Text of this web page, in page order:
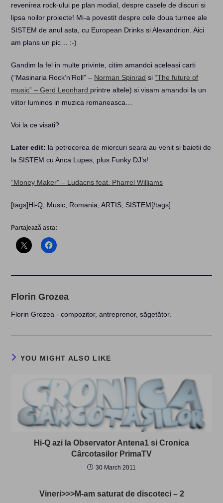
revenirea rock-ului pe plan modial, despre casele de discuri si
lipsa noilor proiecte! Mi-a povestit despre cele doua turnee ale
SISTEM de anul asta, cu European Drinks si Alexandrion. Aici
am plans un pic… :-)
Gandim la fel in multe privinte, citim amandoi aceleasi carti
(“Masinaria Rock’n’Roll” – Norman Spinrad si“The future of
music” – Gerd Leonhard printre altele) si visam amandoi la un
viitor luminos in muzica romaneasca…
Voi la ce visati?
Later edit: la petrecerea de miercuri seara au venit si baietii de
la SISTEM cu Anca Lupes, plus Funky DJ’s!
“Money Maker” – Ludacris feat. Pharrel Williams
[tags]Hi-Q, Music, Romania, ARTIS, SISTEM[/tags]
Partajează asta:
Florin Grozea
Florin Grozea - compozitor, antreprenor, săgetător.
YOU MIGHT ALSO LIKE
Hi-Q azi la Observator Antena1 si Cronica
Cârcotasilor PrimaTV
30 March 2011
Vineri>>>M-am saturat de discoteci – 2